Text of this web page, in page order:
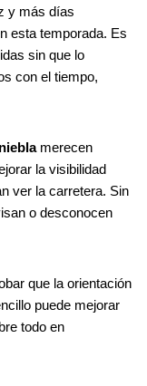
y más días
esta temporada. Es
sin que lo
con el tiempo,
merecen
la visibilidad
ver la carretera. Sin
o desconocen
que la orientación
puede mejorar
todo en